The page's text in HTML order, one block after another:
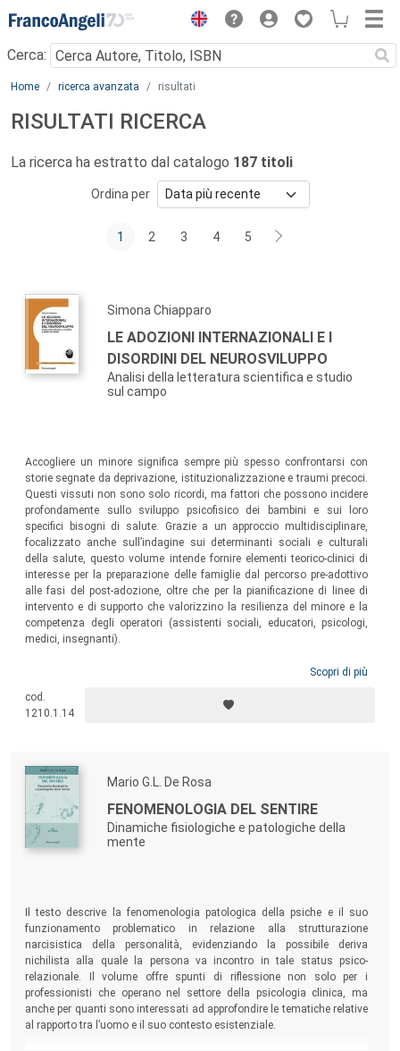
Menu
Cerca:
Main content
Home ricerca avanzata risultati
RISULTATI RICERCA
La ricerca ha estratto dal catalogo 187 titoli
Ordina per
1 2 3 4 5
Simona Chiapparo
LE ADOZIONI INTERNAZIONALI E I
DISORDINI DEL NEUROSVILUPPO
Analisi della letteratura scientifica e studio
sul campo
Accogliere un minore significa sempre più spesso confrontarsi con
storie segnate da deprivazione, istituzionalizzazione e traumi precoci.
Questi vissuti non sono solo ricordi, ma fattori che possono incidere
profondamente sullo sviluppo psicofisico dei bambini e sui loro
specifici bisogni di salute. Grazie a un approccio multidisciplinare,
focalizzato anche sull’indagine sui determinanti sociali e culturali
della salute, questo volume intende fornire elementi teorico-clinici di
interesse per la preparazione delle famiglie dal percorso pre-adottivo
alle fasi del post-adozione, oltre che per la pianificazione di linee di
intervento e di supporto che valorizzino la resilienza del minore e la
competenza degli operatori (assistenti sociali, educatori, psicologi,
medici, insegnanti).
Scopri di più
cod.
1210.1.14
Mario G.L. De Rosa
FENOMENOLOGIA DEL SENTIRE
Dinamiche fisiologiche e patologiche della
mente
Il testo descrive la fenomenologia patologica della psiche e il suo
funzionamento problematico in relazione alla strutturazione
narcisistica della personalità, evidenziando la possibile deriva
nichilista alla quale la persona va incontro in tale status psico-
relazionale. Il volume offre spunti di riflessione non solo per i
professionisti che operano nel settore della psicologia clinica, ma
anche per quanti sono interessati ad approfondire le tematiche relative
al rapporto tra l’uomo e il suo contesto esistenziale.